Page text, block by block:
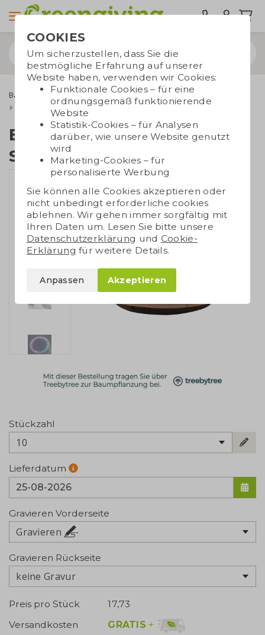
Bambus Werbegeschenke
Elektronik mit Bambus
Bambus Lautsprecher Sound
Bambus Lautsprecher
Sound
Stückzahl
10
Lieferdatum
Gravieren Vorderseite
Gravieren
Gravieren Rückseite
keine Gravur
Preis pro Stück
17,73
Versandkosten
GRATIS +
COOKIES
Um sicherzustellen, dass Sie die
bestmögliche Erfahrung auf unserer
Website haben, verwenden wir Cookies:
Funktionale Cookies – für eine
ordnungsgemäß funktionierende
Website
Statistik-Cookies – für Analysen
darüber, wie unsere Website genutzt
wird
Marketing-Cookies – für
personalisierte Werbung
Sie können alle Cookies akzeptieren oder
nicht unbedingt erforderliche cookies
ablehnen. Wir gehen immer sorgfältig mit
Ihren Daten um. Lesen Sie bitte unsere
Datenschutzerklärung und Cookie-
Erklärung für weitere Details.
Anpassen Akzeptieren